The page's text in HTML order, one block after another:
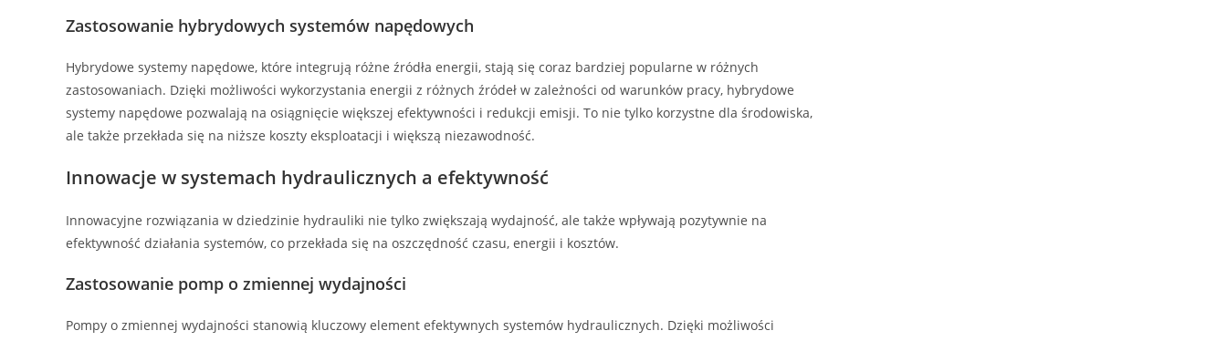
Zastosowanie hybrydowych systemów napędowych
Hybrydowe systemy napędowe, które integrują różne źródła energii, stają się coraz bardziej popularne w różnych
zastosowaniach. Dzięki możliwości wykorzystania energii z różnych źródeł w zależności od warunków pracy, hybrydowe
systemy napędowe pozwalają na osiągnięcie większej efektywności i redukcji emisji. To nie tylko korzystne dla środowiska,
ale także przekłada się na niższe koszty eksploatacji i większą niezawodność.
Innowacje w systemach hydraulicznych a efektywność
Innowacyjne rozwiązania w dziedzinie hydrauliki nie tylko zwiększają wydajność, ale także wpływają pozytywnie na
efektywność działania systemów, co przekłada się na oszczędność czasu, energii i kosztów.
Zastosowanie pomp o zmiennej wydajności
Pompy o zmiennej wydajności stanowią kluczowy element efektywnych systemów hydraulicznych. Dzięki możliwości